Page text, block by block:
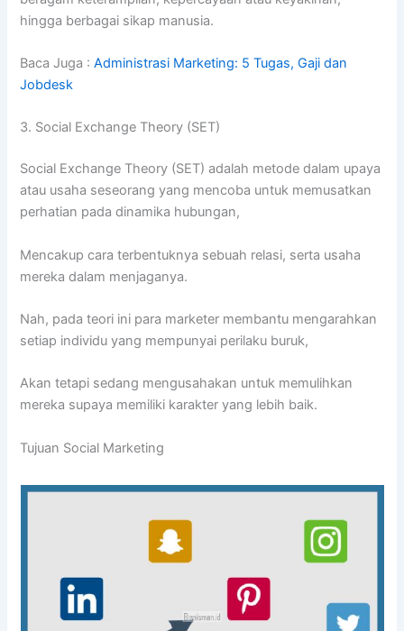
hingga berbagai sikap manusia.
Baca Juga :Administrasi Marketing: 5 Tugas, Gaji dan
Jobdesk
3. Social Exchange Theory (SET)
Social Exchange Theory (SET) adalah metode dalam upaya
atau usaha seseorang yang mencoba untuk memusatkan
perhatian pada dinamika hubungan,
Mencakup cara terbentuknya sebuah relasi, serta usaha
mereka dalam menjaganya.
Nah, pada teori ini para marketer membantu mengarahkan
setiap individu yang mempunyai perilaku buruk,
Akan tetapi sedang mengusahakan untuk memulihkan
mereka supaya memiliki karakter yang lebih baik.
Tujuan Social Marketing